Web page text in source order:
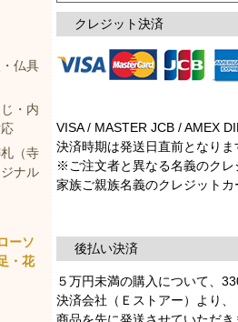
仏具
・内
（寺
ナル
ーソ
・花
クレジット決済
VISA / MASTER JCB / AMEX
決済時期は発送日直前となりま
※ご注文者と異なる名義のク
家族ご親族名義のクレジット
後払い決済
５万円未満の購入について、
決済会社（Ｅストアー）より